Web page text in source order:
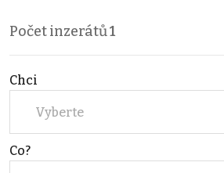
Počet inzerátů1
Chci
Vyberte
Co?